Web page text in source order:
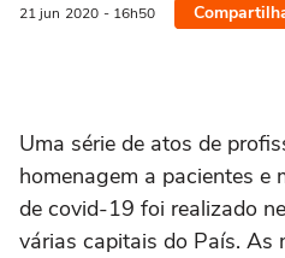
21 jun 2020 - 16h50
Uma série de atos de
homenagem a pacientes e
de covid-19 foi realizado
várias capitais do País. As